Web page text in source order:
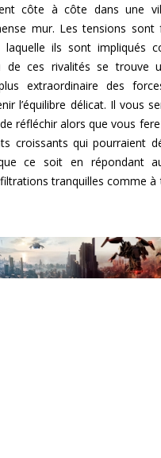
côte à côte dans une
mur. Les tensions
laquelle ils sont impliqués
de ces rivalités se trouve
extraordinaire des
l’équilibre délicat. Il vous
réfléchir alors que vous
croissants qui pourraient
ce soit en répondant
tranquilles comme